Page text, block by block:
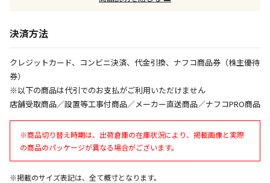
設置工事代金も含まれた商品です
お見積商品です。金額・施工日はお打ち合わせの上、
エアコンの取付工事が必要な商品です。別途費用が発
生する場合がございます。
決済方法
クレジットカード、コンビニ決済、代金引換、ナフコ商品券（株主優待
券）
※以下の商品は代引でのお支払がご利用いただけません
店舗受取商品／設置等工事付商品／メーカー直送商品／ナフコPRO商品
※商品切り替え時期は、出荷倉庫の在庫状況により、掲載画像と実際
の商品のパッケージが異なる場合がございます。
※掲載のサイズ表記は、全て概寸となります。